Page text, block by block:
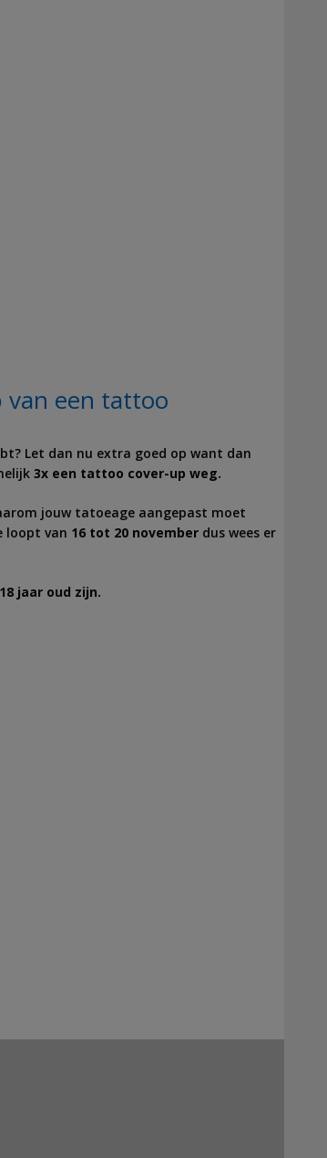
van een tattoo
Let dan nu extra goed op want dan
3x een tattoo cover-up weg.
jouw tatoeage aangepast moet
loopt van 16 tot 20 november dus wees er
18 jaar oud zijn.